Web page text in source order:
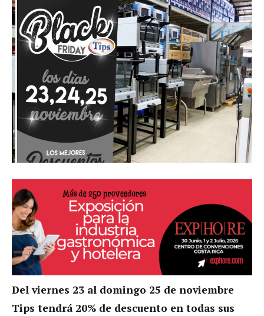
Del viernes 23 al domingo 25 de noviembre
Tips tendrá 20% de descuento en todas sus